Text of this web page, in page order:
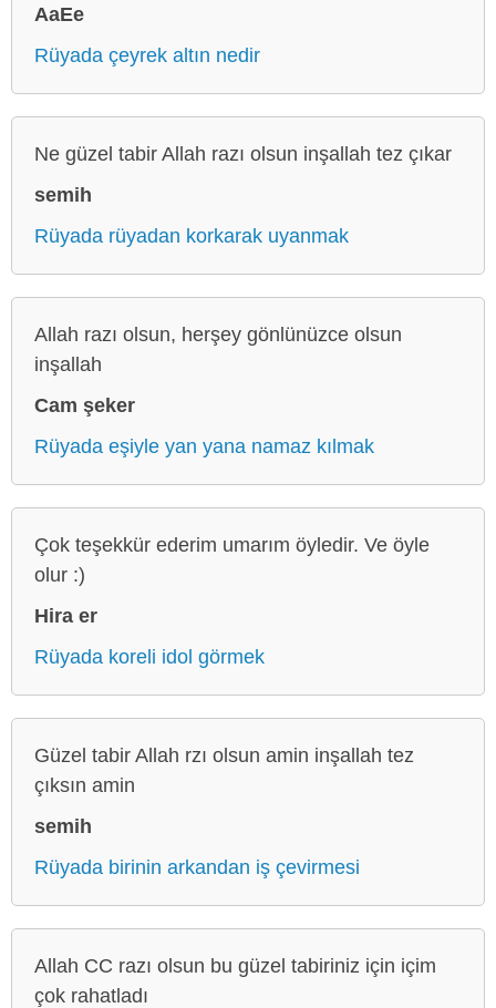
AaEe
Rüyada çeyrek altın nedir
Ne güzel tabir Allah razı olsun inşallah tez çıkar
semih
Rüyada rüyadan korkarak uyanmak
Allah razı olsun, herşey gönlünüzce olsun
inşallah
Cam şeker
Rüyada eşiyle yan yana namaz kılmak
Çok teşekkür ederim umarım öyledir. Ve öyle
olur :)
Hira er
Rüyada koreli idol görmek
Güzel tabir Allah rzı olsun amin inşallah tez
çıksın amin
semih
Rüyada birinin arkandan iş çevirmesi
Allah CC razı olsun bu güzel tabiriniz için içim
çok rahatladı